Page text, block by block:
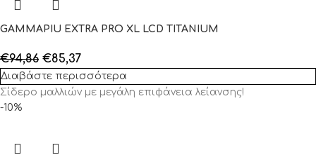
GAMMAPIU EXTRA PRO XL LCD TITANIUM
€94,86 €85,37
Διαβάστε περισσότερα
Σίδερο μαλλιών με μεγάλη επιφάνεια λείανσης!
-10%